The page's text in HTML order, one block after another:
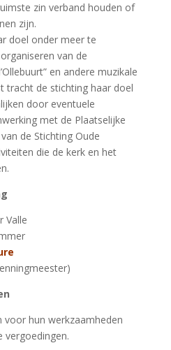
zin verband houden of
zijn.
doel onder meer te
van de
en andere muzikale
tracht de stichting haar doel
door eventuele
met de Plaatselijke
de Stichting Oude
die de kerk en het
Valle
voor hun werkzaamheden
vergoedingen.